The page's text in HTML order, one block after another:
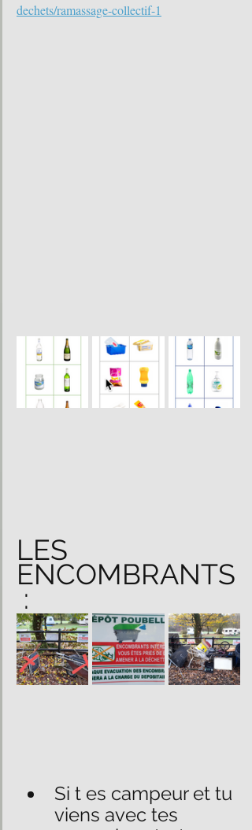
dechets/ramassage-collectif-1
LES
ENCOMBRANTS
:
Si t es campeur et tu
viens avec tes